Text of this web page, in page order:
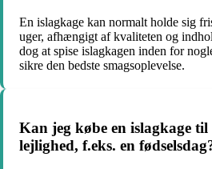
En islagkage kan normalt holde sig
uger, afhængigt af kvaliteten og
dog at spise islagkagen inden for
sikre den bedste smagsoplevelse.
Kan jeg købe en islagkage til
lejlighed, f.eks. en